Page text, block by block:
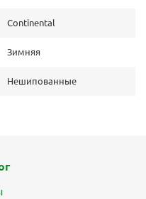
Continental
Зимняя
Нешипованные